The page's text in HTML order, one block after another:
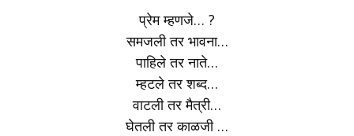
प्रेम म्हणजे… ?
समजली तर भावना…
पाहिले तर नाते…
म्हटले तर शब्द…
वाटली तर मैत्री…
घेतली तर काळजी …